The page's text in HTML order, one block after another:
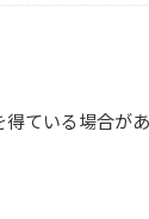
ている場合が